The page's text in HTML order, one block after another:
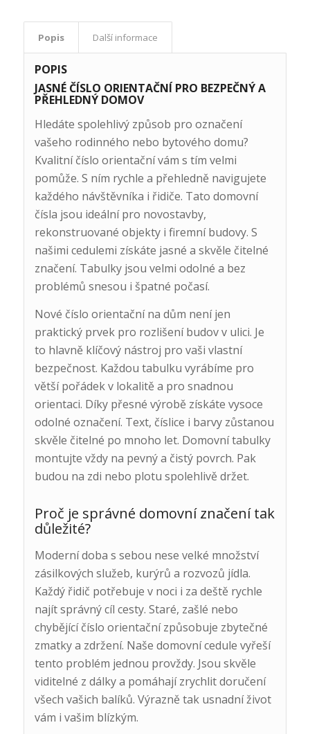
Popis Další informace
POPIS
JASNÉ ČÍSLO ORIENTAČNÍ PRO BEZPEČNÝ A
PŘEHLEDNÝ DOMOV
Hledáte spolehlivý způsob pro označení
vašeho rodinného nebo bytového domu?
Kvalitní číslo orientační vám s tím velmi
pomůže. S ním rychle a přehledně navigujete
každého návštěvníka i řidiče. Tato domovní
čísla jsou ideální pro novostavby,
rekonstruované objekty i firemní budovy. S
našimi cedulemi získáte jasné a skvěle čitelné
značení. Tabulky jsou velmi odolné a bez
problémů snesou i špatné počasí.
Nové číslo orientační na dům není jen
praktický prvek pro rozlišení budov v ulici. Je
to hlavně klíčový nástroj pro vaši vlastní
bezpečnost. Každou tabulku vyrábíme pro
větší pořádek v lokalitě a pro snadnou
orientaci. Díky přesné výrobě získáte vysoce
odolné označení. Text, číslice i barvy zůstanou
skvěle čitelné po mnoho let. Domovní tabulky
montujte vždy na pevný a čistý povrch. Pak
budou na zdi nebo plotu spolehlivě držet.
Proč je správné domovní značení tak
důležité?
Moderní doba s sebou nese velké množství
zásilkových služeb, kurýrů a rozvozů jídla.
Každý řidič potřebuje v noci i za deště rychle
najít správný cíl cesty. Staré, zašlé nebo
chybějící číslo orientační způsobuje zbytečné
zmatky a zdržení. Naše domovní cedule vyřeší
tento problém jednou provždy. Jsou skvěle
viditelné z dálky a pomáhají zrychlit doručení
všech vašich balíků. Výrazně tak usnadní život
vám i vašim blízkým.